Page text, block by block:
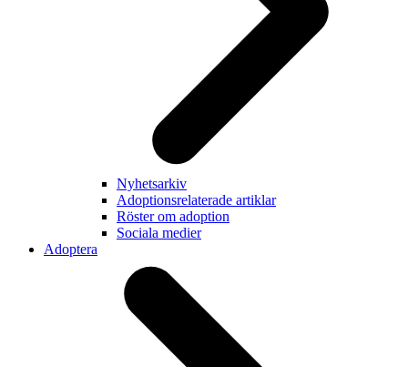
Nyhetsarkiv
Adoptionsrelaterade artiklar
Röster om adoption
Sociala medier
Adoptera